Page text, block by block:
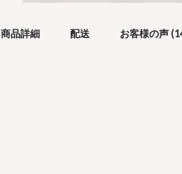
商品詳細 配送 お客様の声